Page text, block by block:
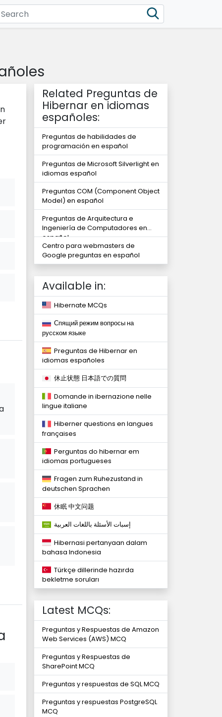
Related Preguntas de
Hibernar en idiomas
españoles:
Preguntas de habilidades de
programación en español
Preguntas de Microsoft Silverlight en
idiomas español
Preguntas COM (Component Object
Model) en español
Preguntas de Arquitectura e
Ingeniería de Computadores en
español
Centro para webmasters de
Google preguntas en español
Available in:
Hibernate MCQs
Спящий режим вопросы на
русском языке
Preguntas de Hibernar en
idiomas españoles
休止状態 日本語での質問
Domande in ibernazione nelle
lingue italiane
Hiberner questions en langues
françaises
Perguntas do hibernar em
idiomas portugueses
Fragen zum Ruhezustand in
deutschen Sprachen
休眠 中文问题
إسبات الأسئلة باللغات العربية
Hibernasi pertanyaan dalam
bahasa Indonesia
Türkçe dillerinde hazırda
bekletme soruları
Latest MCQs:
Preguntas y Respuestas de Amazon
Web Services (AWS) MCQ
Preguntas y Respuestas de
SharePoint MCQ
Preguntas y respuestas de SQL MCQ
Preguntas y respuestas PostgreSQL
MCQ